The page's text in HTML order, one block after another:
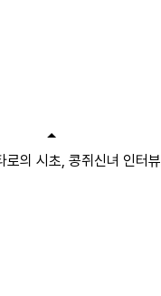
로의 시초, 콩쥐신녀 인터뷰